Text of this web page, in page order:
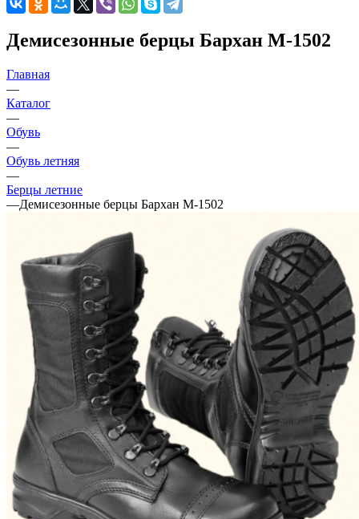
Демисезонные берцы Бархан М-1502
Главная
—
Каталог
—
Обувь
—
Обувь летняя
—
Берцы летние
—Демисезонные берцы Бархан М-1502